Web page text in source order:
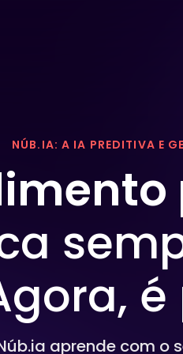
gestão de conversas
Dê autonomia aos seus
bots, URAs e FAQs
canais.
NÚB.IA: A IA PREDITIVA E
aprende com o